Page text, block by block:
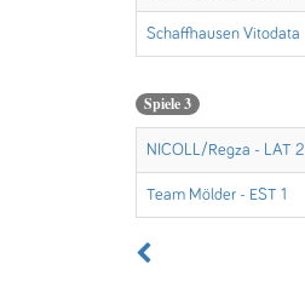
Schaffhausen Vitodata
Spiele 3
NICOLL/Regza - LAT 2
Team Mölder - EST 1